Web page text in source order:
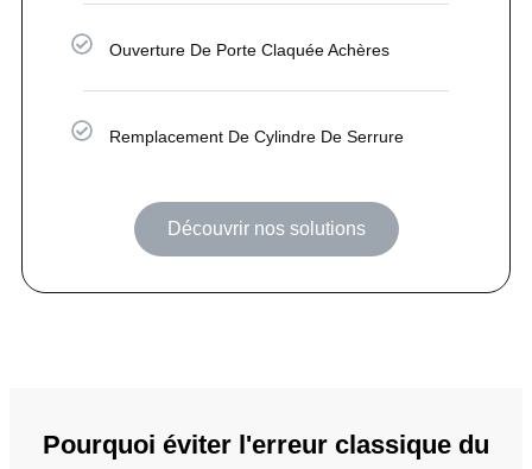
Ouverture De Porte Claquée Achères
Remplacement De Cylindre De Serrure
Découvrir nos solutions
Pourquoi éviter l'erreur classique du